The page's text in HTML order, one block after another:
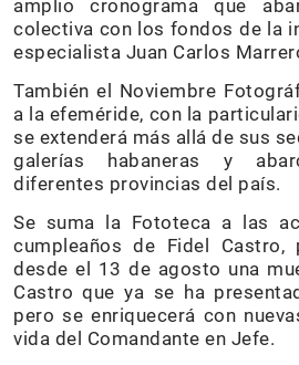
amplio cronograma que
colectiva con los fondos de la
especialista Juan Carlos
También el Noviembre
a la efeméride, con la
se extenderá más allá de sus
galerías habaneras y
diferentes provincias del país.
Se suma la Fototeca a las
cumpleaños de Fidel
desde el 13 de agosto una
Castro que ya se ha
pero se enriquecerá con
vida del Comandante en Jefe.